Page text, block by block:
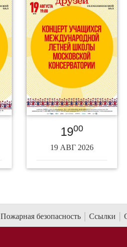
1900
19 АВГ 2026
Пожарная безопасность Ссылки